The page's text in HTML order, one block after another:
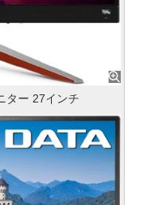
ター 27インチ